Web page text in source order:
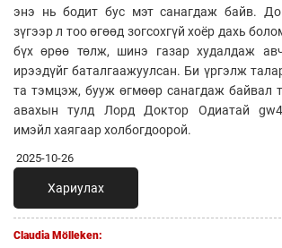
энэ нь бодит бус мэт санагдаж байв.
зүгээр л тоо өгөөд зогсохгүй хоёр дахь
бүх өрөө төлж, шинэ газар худалдаж
ирээдүйг баталгаажуулсан. Би үргэлж
та тэмцэж, бууж өгмөөр санагдаж байвал
авахын тулд Лорд Доктор Одиатай
имэйл хаягаар холбогдоорой.
2025-10-26
Хариулах
Claudia Mölleken: